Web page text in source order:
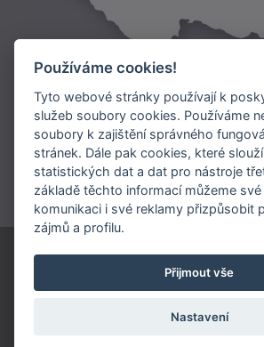
Doprava:
Platba:
© 1991-2026 ARIES, a.s.
731 410 414
Používáme cookies!
Tyto webové stránky používají k
služeb soubory cookies. Používáme
soubory k zajištění správného
stránek. Dále pak cookies, které
statistických dat a dat pro nástroje
základě těchto informací můžeme
komunikaci i své reklamy přizpůsobit
zájmů a profilu.
Přijmout vše
Nastavení